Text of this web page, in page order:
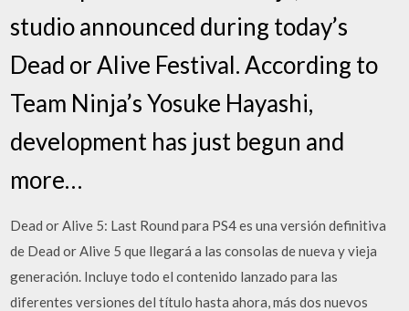
studio announced during today’s
Dead or Alive Festival. According to
Team Ninja’s Yosuke Hayashi,
development has just begun and
more…
Dead or Alive 5: Last Round para PS4 es una versión definitiva
de Dead or Alive 5 que llegará a las consolas de nueva y vieja
generación. Incluye todo el contenido lanzado para las
diferentes versiones del título hasta ahora, más dos nuevos